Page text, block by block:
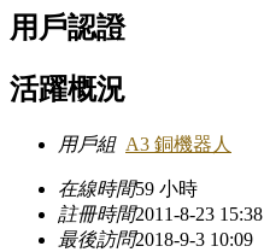
用戶認證
活躍概況
用戶組 A3 銅機器人
在線時間59 小時
註冊時間2011-8-23 15:38
最後訪問2018-9-3 10:09